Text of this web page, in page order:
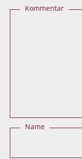
Kommentar
Name